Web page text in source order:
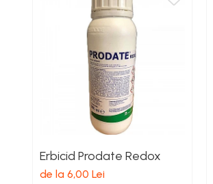
Panouri si Accesorii Solare
Accesorii Constructii
Accesorii fixare si siguranta
Cancioage
Ciocane demolatoare
Erbicid Prodate Redox
de la 6,00 Lei